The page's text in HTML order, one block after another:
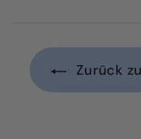
Zurück